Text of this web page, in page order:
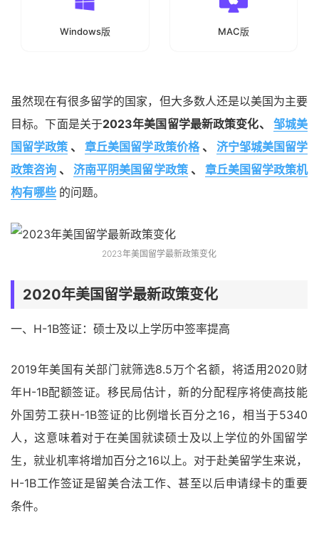
Windows版 MAC版
虽然现在有很多留学的国家，但大多数人还是以美国为主要
目标。下面是关于2023年美国留学最新政策变化、
邹城美
国留学政策 、 章丘美国留学政策价格 、
济宁邹城美国留学
政策咨询 、 济南平阴美国留学政策 、
章丘美国留学政策机
构有哪些 的问题。
2023年美国留学最新政策变化
2020年美国留学最新政策变化
一、H-1B签证：硕士及以上学历中签率提高
2019年美国有关部门就筛选8.5万个名额，将适用2020财
年H-1B配额签证。移民局估计，新的分配程序将使高技能
外国劳工获H-1B签证的比例增长百分之16，相当于5340
人，这意味着对于在美国就读硕士及以上学位的外国留学
生，就业机率将增加百分之16以上。对于赴美留学生来说，
H-1B工作签证是留美合法工作、甚至以后申请绿卡的重要
条件。